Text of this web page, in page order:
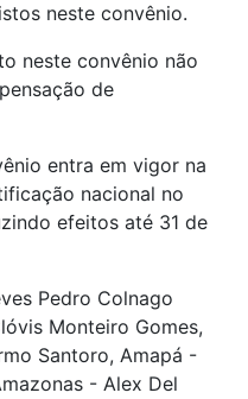
neste convênio.
neste convênio não
de
entra em vigor na
nacional no
efeitos até 31 de
Pedro Colnago
Monteiro Gomes,
Santoro, Amapá -
- Alex Del